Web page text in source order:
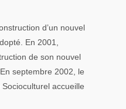
d’un nouvel
En 2001,
de son nouvel
septembre 2002, le
accueille